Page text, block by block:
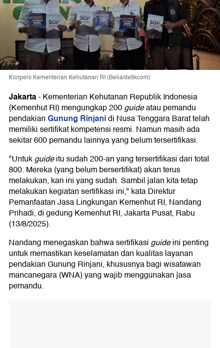
Konpers Kementerian Kehutanan RI (Belia/detikcom)
Jakarta-Kementerian Kehutanan Republik Indonesia
(Kemenhut RI) mengungkap 200guideatau pemandu
pendakianGunung Rinjanidi Nusa Tenggara Barat telah
memiliki sertifikat kompetensi resmi. Namun masih ada
sekitar 600 pemandu lainnya yang belum tersertifikasi.
"Untukguideitu sudah 200-an yang tersertifikasi dari total
800. Mereka (yang belum bersertifikat) akan terus
melakukan, kan ini yang sudah. Sambil jalan kita tetap
melakukan kegiatan sertifikasi ini," kata Direktur
Pemanfaatan Jasa Lingkungan Kemenhut RI, Nandang
Prihadi, di gedung Kemenhut RI, Jakarta Pusat, Rabu
(13/8/2025).
Nandang menegaskan bahwa sertifikasiguideini penting
untuk memastikan keselamatan dan kualitas layanan
pendakian Gunung Rinjani, khususnya bagi wisatawan
mancanegara (WNA) yang wajib menggunakan jasa
pemandu.